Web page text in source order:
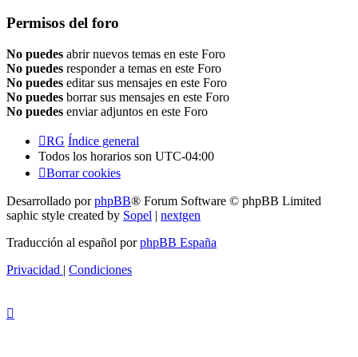
Permisos del foro
No puedes abrir nuevos temas en este Foro
No puedes responder a temas en este Foro
No puedes editar sus mensajes en este Foro
No puedes borrar sus mensajes en este Foro
No puedes enviar adjuntos en este Foro
RG Índice general
Todos los horarios son UTC-04:00
Borrar cookies
Desarrollado porphpBB® Forum Software © phpBB Limited
saphic style created by Sopel | nextgen
Traducción al español porphpBB España
Privacidad | Condiciones